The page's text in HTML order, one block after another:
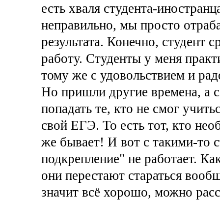
есть хваля студента-
неправильно, мы просто
результата. Конечно, студент
работу. Студенты у меня
тому же с удовольствием и
Но пришли другие времена, а
попадать те, кто не смог
свой ЕГЭ. То есть тот, кто
же бывает! И вот с такими-то
подкрепление" не работает.
они перестают стараться
значит всё хорошо, можно